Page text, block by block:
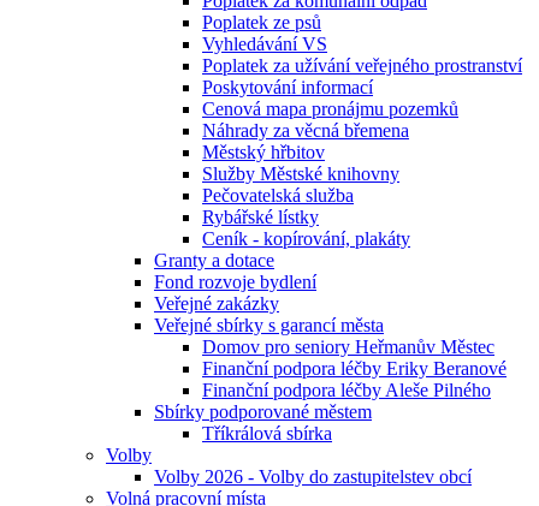
Poplatek ze psů
Vyhledávání VS
Poplatek za užívání veřejného prostranství
Poskytování informací
Cenová mapa pronájmu pozemků
Náhrady za věcná břemena
Městský hřbitov
Služby Městské knihovny
Pečovatelská služba
Rybářské lístky
Ceník - kopírování, plakáty
Granty a dotace
Fond rozvoje bydlení
Veřejné zakázky
Veřejné sbírky s garancí města
Domov pro seniory Heřmanův Městec
Finanční podpora léčby Eriky Beranové
Finanční podpora léčby Aleše Pilného
Sbírky podporované městem
Tříkrálová sbírka
Volby
Volby 2026 - Volby do zastupitelstev obcí
Volná pracovní místa